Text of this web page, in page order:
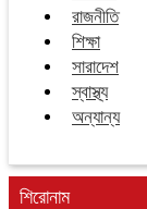
রাজনীতি
শিক্ষা
সারাদেশ
স্বাস্থ্য
অন্যান্য
শিরোনাম